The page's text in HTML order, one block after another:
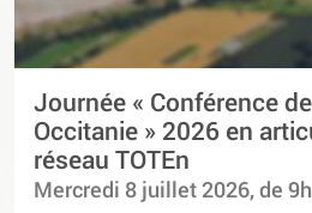
Journée « Conférence
Occitanie » 2026 en
réseau TOTEn
Mercredi 8 juillet 2026, de